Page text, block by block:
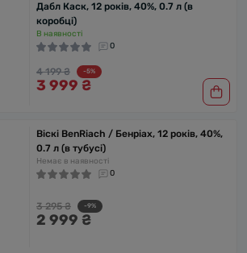
Дабл Каск, 12 років, 40%, 0.7 л (в
коробці)
В наявності
0
4 199 ₴ -5%
3 999 ₴
Віскі BenRiach / Бенріах, 12 років, 40%,
0.7 л (в тубусі)
Немає в наявності
0
3 295 ₴ -9%
2 999 ₴